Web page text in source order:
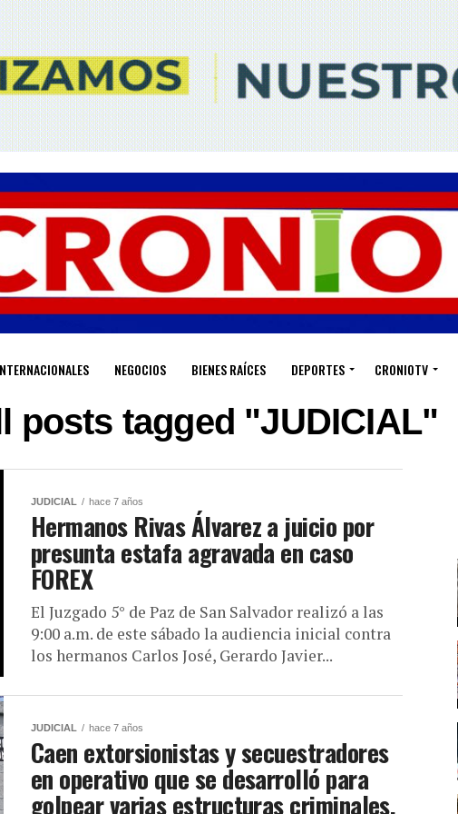
NEGOCIOS BIENES RAÍCES DEPORTES CRONIOTV
posts tagged "JUDICIAL"
JUDICIAL hace 7 años
Hermanos Rivas Álvarez a juicio por
presunta estafa agravada en caso
FOREX
El Juzgado 5° de Paz de San Salvador realizó a las
9:00 a.m. de este sábado la audiencia inicial contra
los hermanos Carlos José, Gerardo Javier...
JUDICIAL hace 7 años
Caen extorsionistas y secuestradores
en operativo que se desarrolló para
golpear varias estructuras criminales,